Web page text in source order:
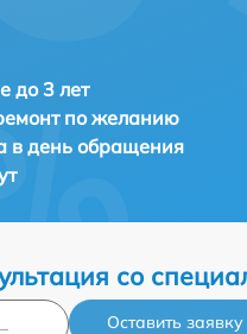
до 3 лет
по желанию
в день обращения
со
Оставить заявку